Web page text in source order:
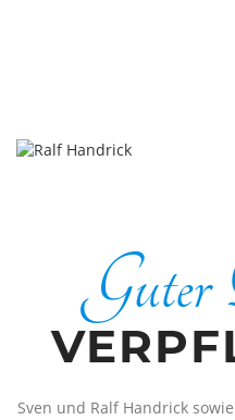
Guter
Sven und Ralf Handrick